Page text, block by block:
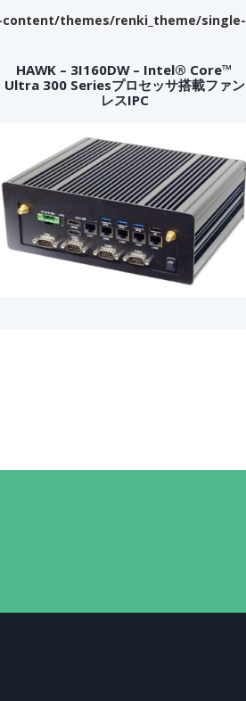
themes/renki_theme/single-
HAWK – 3I160DW – Intel® Core™
Ultra 300 Seriesプロセッサ搭載ファン
レスIPC